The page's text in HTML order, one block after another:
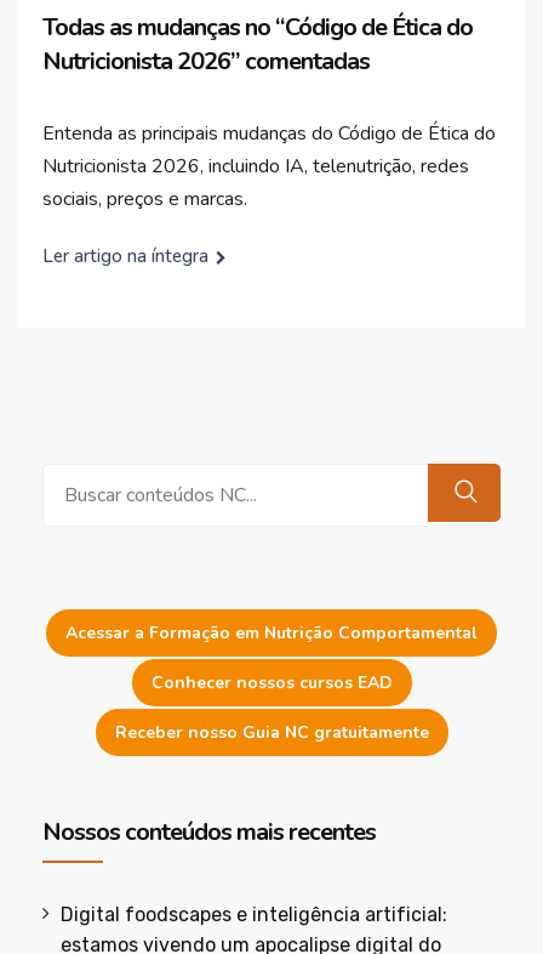
Todas as mudanças no “Código de Ética do
Nutricionista 2026” comentadas
Entenda as principais mudanças do Código de Ética do
Nutricionista 2026, incluindo IA, telenutrição, redes
sociais, preços e marcas.
Ler artigo na íntegra
Acessar a Formação em Nutrição Comportamental
Conhecer nossos cursos EAD
Receber nosso Guia NC gratuitamente
Nossos conteúdos mais recentes
Digital foodscapes e inteligência artificial:
estamos vivendo um apocalipse digital do